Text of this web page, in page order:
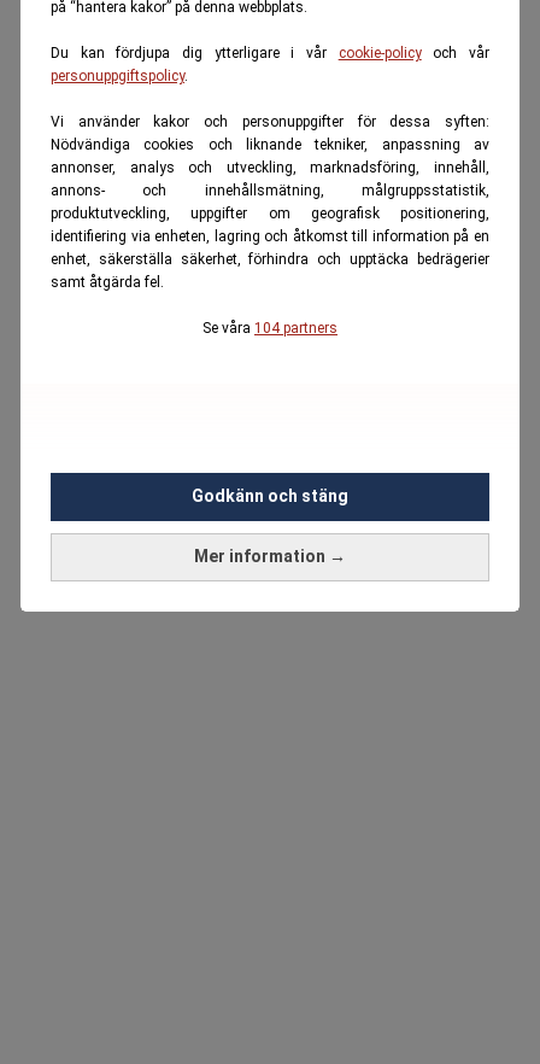
på “hantera kakor” på denna webbplats.
Du kan fördjupa dig ytterligare i vår cookie-policyoch vår
personuppgiftspolicy.
Vi använder kakor och personuppgifter för dessa syften:
Nödvändiga cookies och liknande tekniker, anpassning av
annonser, analys och utveckling, marknadsföring, innehåll,
annons- och innehållsmätning, målgruppsstatistik,
produktutveckling, uppgifter om geografisk positionering,
identifiering via enheten, lagring och åtkomst till information på en
enhet, säkerställa säkerhet, förhindra och upptäcka bedrägerier
samt åtgärda fel.
Se våra 104 partners
Mer information →
Godkänn och stäng